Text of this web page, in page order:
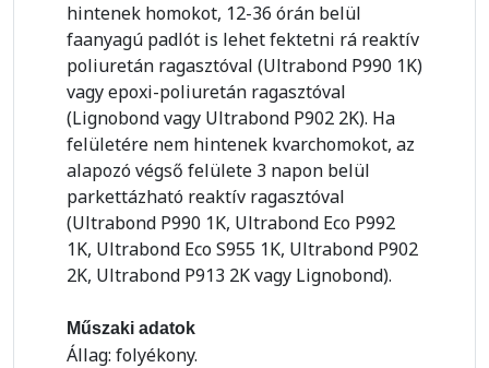
hintenek homokot, 12-36 órán belül
faanyagú padlót is lehet fektetni rá reaktív
poliuretán ragasztóval (Ultrabond P990 1K)
vagy epoxi-poliuretán ragasztóval
(Lignobond vagy Ultrabond P902 2K). Ha
felületére nem hintenek kvarchomokot, az
alapozó végső felülete 3 napon belül
parkettázható reaktív ragasztóval
(Ultrabond P990 1K, Ultrabond Eco P992
1K, Ultrabond Eco S955 1K, Ultrabond P902
2K, Ultrabond P913 2K vagy Lignobond).
Műszaki adatok
Állag: folyékony.